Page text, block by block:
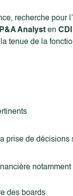
recherche pour
Analyst en CDI
tenue de la
prise de décisions
des boards